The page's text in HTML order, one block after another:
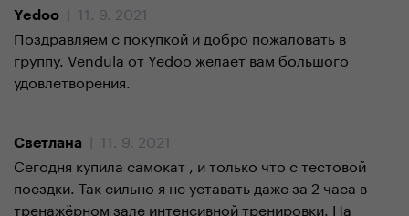
Yedoo
| 11. 9. 2021
Поздравляем с покупкой и добро пожаловать в
группу. Vendula от Yedoo желает вам большого
удовлетворения.
Светлана
| 11. 9. 2021
Сегодня купила самокат , и только что с тестовой
поездки. Так сильно я не уставать даже за 2 часа в
тренажёрном зале интенсивной тренировки. На